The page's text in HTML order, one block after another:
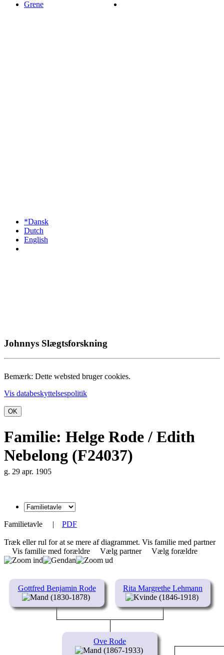
Grene
*Dansk
Dutch
English
Johnnys Slægtsforskning
Bemærk: Dette websted bruger cookies.
Vis databeskyttelsespolitik
OK
Familie: Helge Rode / Edith
Nebelong (F24037)
g. 29 apr. 1905
Familietavle | PDF
Træk eller rul for at se mere af diagrammet. Vis familie med partner
Vis familie med forældre
Vælg partner Vælg forældre
Gottfred Benjamin Rode
(1830-1878)
Rita Margrethe Lehmann
(1846-1918)
Ove Rode
(1867-1933)